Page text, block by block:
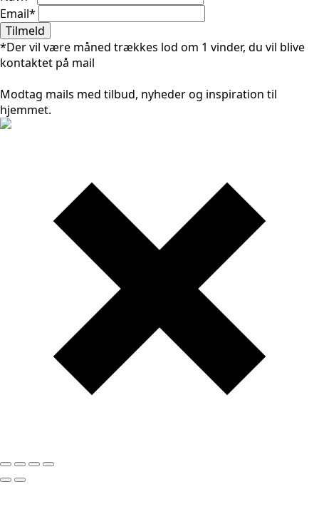
Email*
Tilmeld
*Der vil være måned trækkes lod om 1 vinder, du vil blive
kontaktet på mail
Modtag mails med tilbud, nyheder og inspiration til
hjemmet.